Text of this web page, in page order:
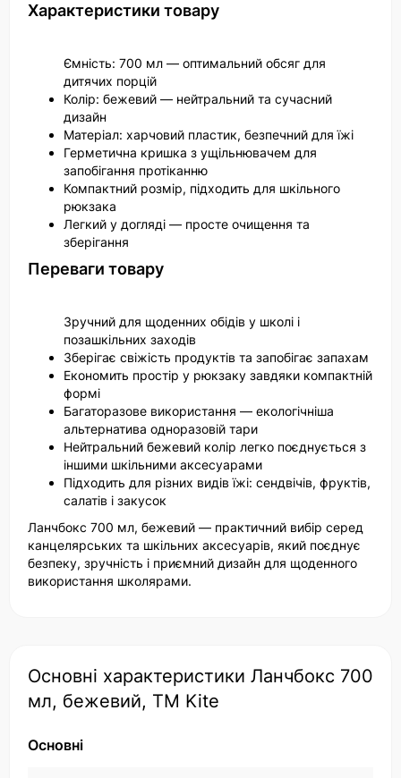
Характеристики товару
Ємність: 700 мл — оптимальний обсяг для
дитячих порцій
Колір: бежевий — нейтральний та сучасний
дизайн
Матеріал: харчовий пластик, безпечний для їжі
Герметична кришка з ущільнювачем для
запобігання протіканню
Компактний розмір, підходить для шкільного
рюкзака
Легкий у догляді — просте очищення та
зберігання
Переваги товару
Зручний для щоденних обідів у школі і
позашкільних заходів
Зберігає свіжість продуктів та запобігає запахам
Економить простір у рюкзаку завдяки компактній
формі
Багаторазове використання — екологічніша
альтернатива одноразовій тари
Нейтральний бежевий колір легко поєднується з
іншими шкільними аксесуарами
Підходить для різних видів їжі: сендвічів, фруктів,
салатів і закусок
Ланчбокс 700 мл, бежевий — практичний вибір серед
канцелярських та шкільних аксесуарів, який поєднує
безпеку, зручність і приємний дизайн для щоденного
використання школярами.
Основні характеристики Ланчбокс 700
мл, бежевий, ТМ Kite
Основні